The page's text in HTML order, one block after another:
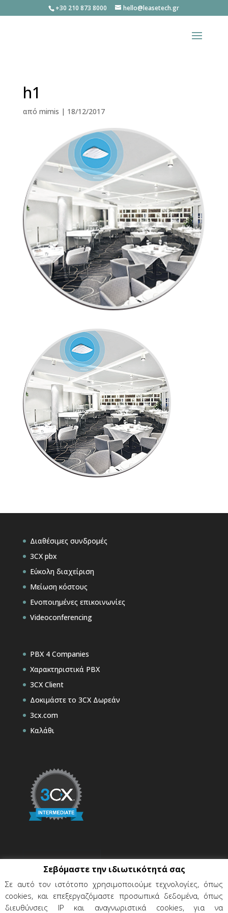
+30 210 873 8000 hello@leasetech.gr
h1
από mimis | 18/12/2017
Διαθέσιμες συνδρομές
3CX pbx
Εύκολη διαχείριση
Μείωση κόστους
Ενοποιημένες επικοινωνίες
Videoconferencing
PBX 4 Companies
Χαρακτηριστικά PBX
3CX Client
Δοκιμάστε το 3CX Δωρεάν
3cx.com
Καλάθι
Σεβόμαστε την ιδιωτικότητά σας
Σε αυτό τον ιστότοπο χρησιμοποιούμε τεχνολογίες, όπως
cookies, και επεξεργαζόμαστε προσωπικά δεδομένα, όπως
διευθύνσεις IP και αναγνωριστικά cookies, για να